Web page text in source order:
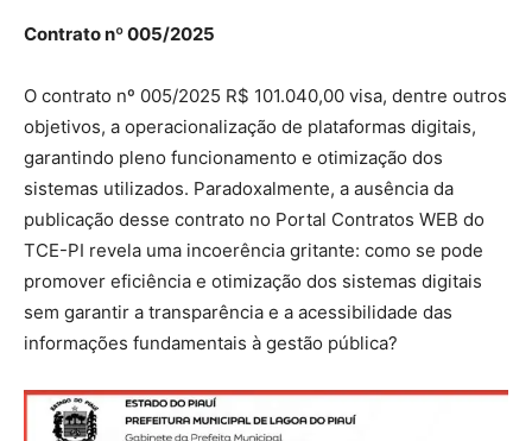
Contrato nº 005/2025
O contrato nº 005/2025 R$ 101.040,00 visa, dentre outros
objetivos, a operacionalização de plataformas digitais,
garantindo pleno funcionamento e otimização dos
sistemas utilizados. Paradoxalmente, a ausência da
publicação desse contrato no Portal Contratos WEB do
TCE-PI revela uma incoerência gritante: como se pode
promover eficiência e otimização dos sistemas digitais
sem garantir a transparência e a acessibilidade das
informações fundamentais à gestão pública?